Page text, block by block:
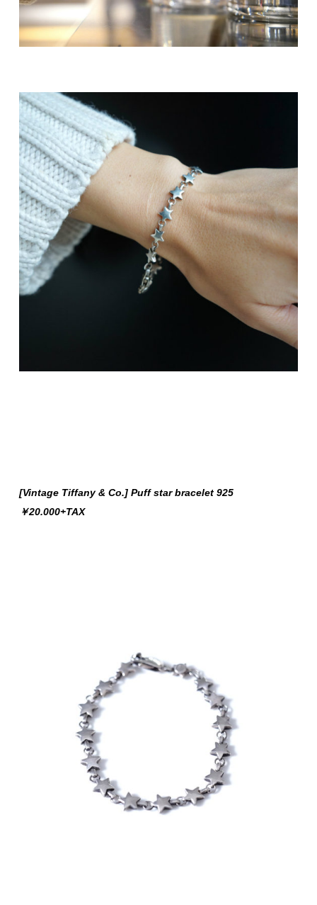
[Vintage Tiffany & Co.] Puff star bracelet 925
￥20.000+TAX